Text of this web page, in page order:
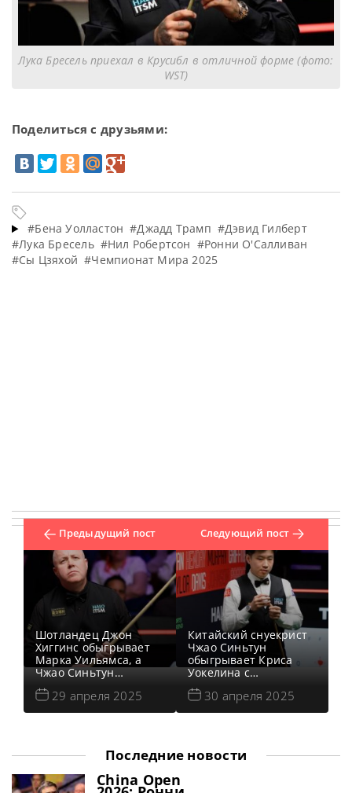
Лука Бресель приехал в Крусибл в отличной форме (фото:
WST)
Поделиться с друзьями:
#Бена Уолластон #Джадд Трамп #Дэвид Гилберт
#Лука Бресель #Нил Робертсон #Ронни О'Салливан
#Сы Цзяхой #Чемпионат Мира 2025
Предыдущий пост
Шотландец Джон
Хиггинс обыгрывает
Марка Уильямса, а
Чжао Синьтун
опережает криса
Уокелина в конце
первой сессии
сообщает WST В
первом
четвертьфинале
Чемпионата мира по
29 апреля 2025
Следующий пост
Китайский снуекрист
Чжао Синьтун
обыгрывает Криса
Уокелина с
преимуществом в 8
очков, а Джон Хиггинс
и Марк Уильямс
Чемпионате мира,
30 апреля 2025
Последние новости
China Open